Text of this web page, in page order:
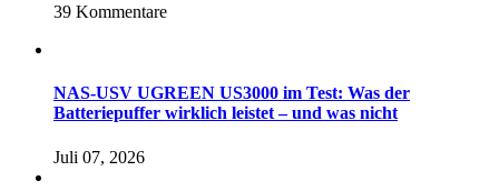
39 Kommentare
NAS-USV UGREEN US3000 im Test: Was der
Batteriepuffer wirklich leistet – und was nicht
Juli 07, 2026